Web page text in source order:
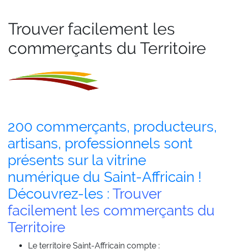
Trouver facilement les
commerçants du Territoire
200 commerçants, producteurs,
artisans, professionnels sont
présents sur la vitrine
numérique du Saint-Affricain !
Découvrez-les : Trouver
facilement les commerçants du
Territoire
Le territoire Saint-Affricain compte :